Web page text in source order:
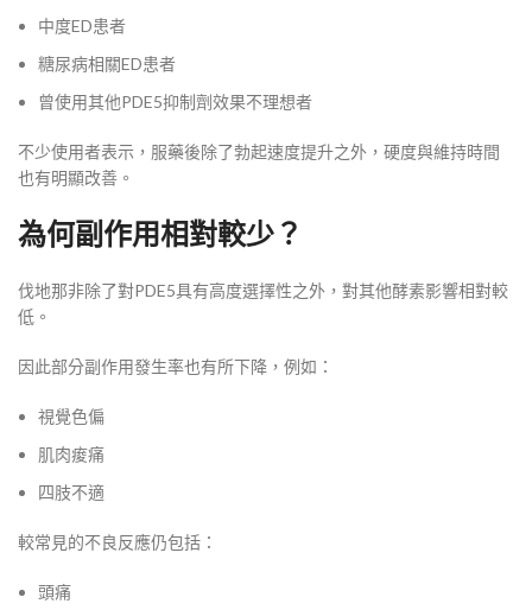
中度ED患者
糖尿病相關ED患者
曾使用其他PDE5抑制劑效果不理想者
不少使用者表示，服藥後除了勃起速度提升之外，硬度與維持時間
也有明顯改善。
為何副作用相對較少？
伐地那非除了對PDE5具有高度選擇性之外，對其他酵素影響相對較
低。
因此部分副作用發生率也有所下降，例如：
視覺色偏
肌肉痠痛
四肢不適
較常見的不良反應仍包括：
頭痛